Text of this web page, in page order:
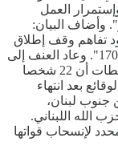
العمل
النار حتى 18 فبراير". وأضاف البيان:
تفاهم وقف إطلاق
النار، وتطبيق قرار مجلس الأمن الدولي رقم 1701". وعاد العنف إلى
جنوب لبنان، يوم أمس الأحد، حيث أعلنت السلطات أن 22 شخصا
بعد انتهاء
جنوب لبنان،
الله اللبناني.
لإنسحاب قواتها